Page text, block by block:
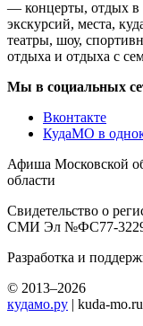
— концерты, отдых в
экскурсий, места,
театры, шоу,
отдыха и отдыха с
Мы в социальных
Вконтакте
КудаМО в
Афиша Московской
области
Свидетельство о
СМИ Эл №ФС77-
Разработка и
© 2013–2026
кудамо.ру | kuda-mo.ru